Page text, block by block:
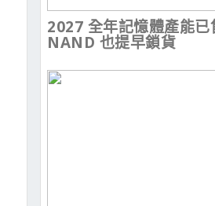
2027 全年記憶體產能已
NAND 也提早鎖貨